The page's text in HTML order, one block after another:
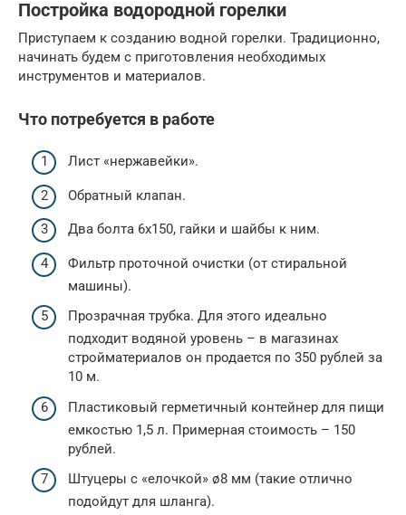
Постройка водородной горелки
Приступаем к созданию водной горелки. Традиционно,
начинать будем с приготовления необходимых
инструментов и материалов.
Что потребуется в работе
Лист «нержавейки».
Обратный клапан.
Два болта 6х150, гайки и шайбы к ним.
Фильтр проточной очистки (от стиральной
машины).
Прозрачная трубка. Для этого идеально
подходит водяной уровень – в магазинах
стройматериалов он продается по 350 рублей за
10 м.
Пластиковый герметичный контейнер для пищи
емкостью 1,5 л. Примерная стоимость – 150
рублей.
Штуцеры с «елочкой» ø8 мм (такие отлично
подойдут для шланга).